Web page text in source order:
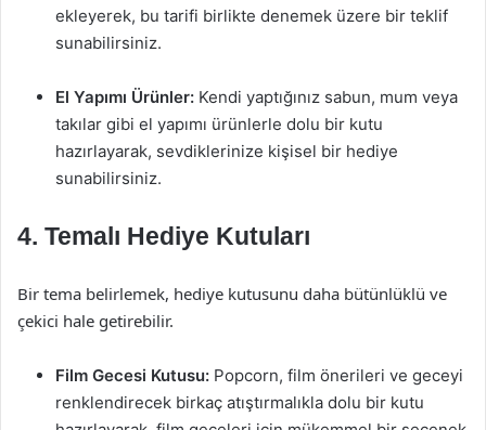
ekleyerek, bu tarifi birlikte denemek üzere bir teklif
sunabilirsiniz.
El Yapımı Ürünler: Kendi yaptığınız sabun, mum veya
takılar gibi el yapımı ürünlerle dolu bir kutu
hazırlayarak, sevdiklerinize kişisel bir hediye
sunabilirsiniz.
4. Temalı Hediye Kutuları
Bir tema belirlemek, hediye kutusunu daha bütünlüklü ve
çekici hale getirebilir.
Film Gecesi Kutusu: Popcorn, film önerileri ve geceyi
renklendirecek birkaç atıştırmalıkla dolu bir kutu